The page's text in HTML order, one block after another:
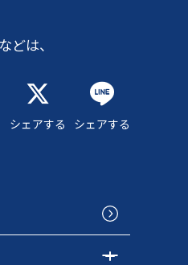
どは、
シェアする シェアする